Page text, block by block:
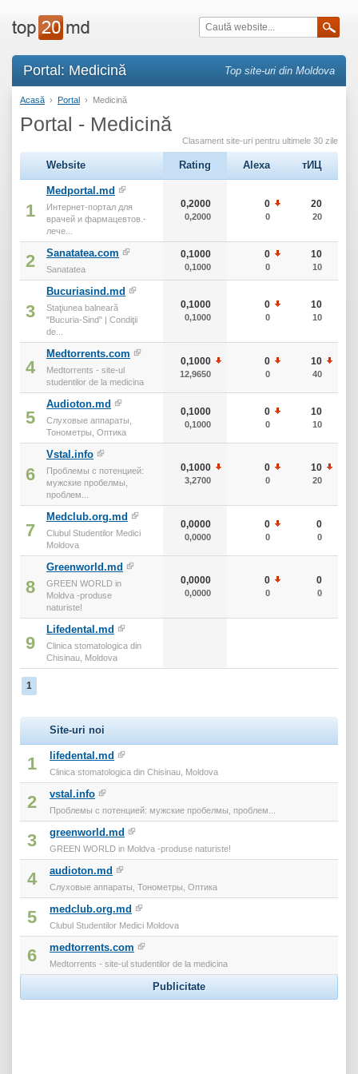
Portal: Medicină Top site-uri din Moldova
Acasă › Portal › Medicină
Portal - Medicină
Clasament site-uri pentru ultimele 30 zile
Website Rating Alexa тИЦ
1
Medportal.md
Интернет-портал для
врачей и фармацевтов.-
лече...
0,2000
0,2000
0
0
20
20
2 Sanatatea.com
Sanatatea
0,1000
0,1000
0
0
10
10
3
Bucuriasind.md
Staţiunea balneară
"Bucuria-Sind" | Condiţii
de...
0,1000
0,1000
0
0
10
10
4
Medtorrents.com
Medtorrents - site-ul
studentilor de la medicina
0,1000
12,9650
0
0
10
40
5
Audioton.md
Слуховые аппараты,
Тонометры, Оптика
0,1000
0,1000
0
0
10
10
6
Vstal.info
Проблемы с потенцией:
мужские пробелмы,
проблем...
0,1000
3,2700
0
0
10
20
7
Medclub.org.md
Clubul Studentilor Medici
Moldova
0,0000
0,0000
0
0
0
0
8
Greenworld.md
GREEN WORLD in
Moldva -produse
naturiste!
0,0000
0,0000
0
0
0
0
9
Lifedental.md
Clinica stomatologica din
Chisinau, Moldova
1
Site-uri noi
1 lifedental.md
Clinica stomatologica din Chisinau, Moldova
2 vstal.info
Проблемы с потенцией: мужские пробелмы, проблем...
3 greenworld.md
GREEN WORLD in Moldva -produse naturiste!
4 audioton.md
Слуховые аппараты, Тонометры, Оптика
5 medclub.org.md
Clubul Studentilor Medici Moldova
6 medtorrents.com
Medtorrents - site-ul studentilor de la medicina
Publicitate